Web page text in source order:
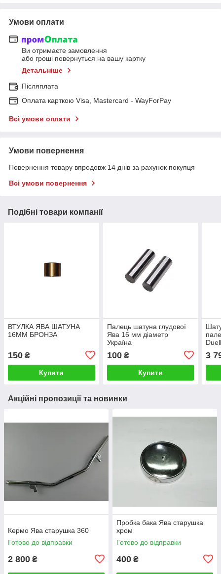
Умови оплати
Ви отримаєте замовлення
або гроші повернуться на вашу картку
Детальніше
Післяплата
Оплата карткою Visa, Mastercard - WayForPay
Всі умови оплати
Умови повернення
Повернення товару впродовж 14 днів за рахунок покупця
Всі умови повернення
Подібні товари компанії
ВТУЛКА ЯВА ШАТУНА
16ММ БРОНЗА
150 ₴
Купити
Палець шатуна глудової
Ява 16 мм діаметр
Україна
100₴
Купити
3
Акційні пропозиції та новинки
Кермо Ява старушка 360
Готово до відправки
2 800 ₴
Пробка бака Ява старушка
хром
Готово до відправки
400 ₴